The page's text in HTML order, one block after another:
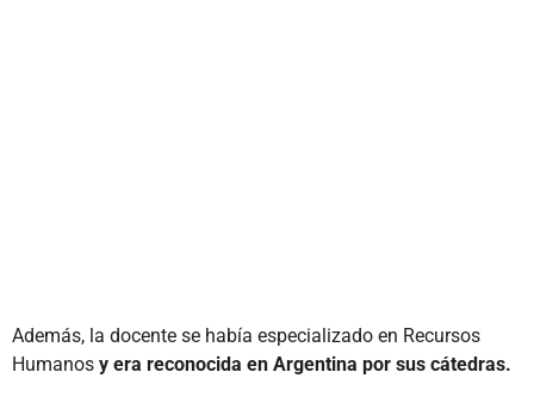
Además, la docente se había especializado en Recursos
Humanos y era reconocida en Argentina por sus cátedras.